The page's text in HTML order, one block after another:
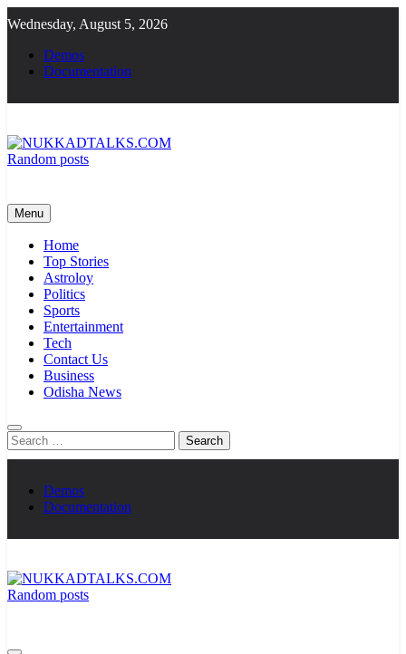
to
content
Wednesday, August 5, 2026
Demos
Documentation
Random posts
Menu
Home
Top Stories
Astroloy
Politics
Sports
Entertainment
Tech
Contact Us
Business
Odisha News
Search
for:
Demos
Documentation
Random posts